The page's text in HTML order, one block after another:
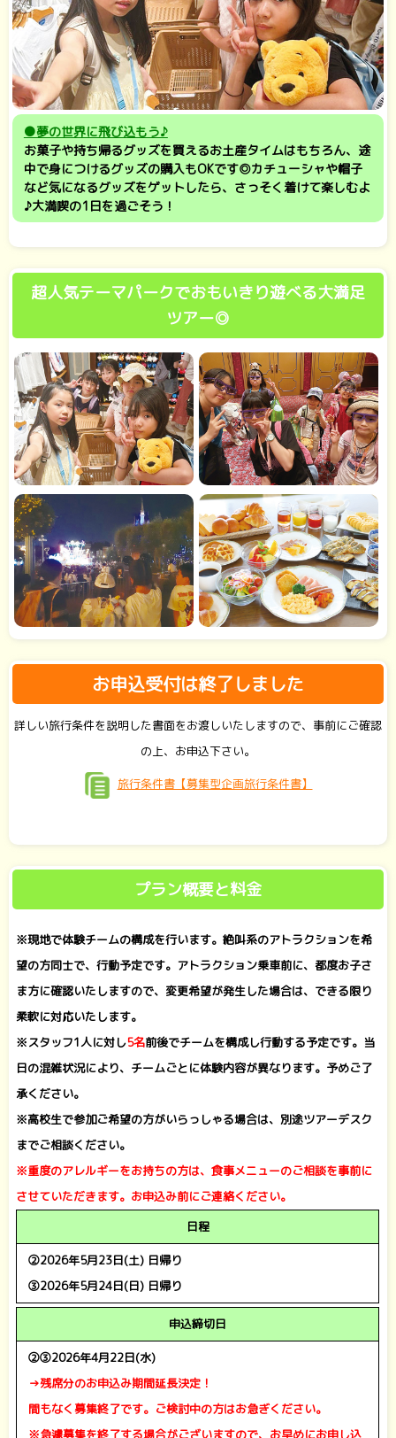
●夢の世界に飛び込もう♪
お菓子や持ち帰るグッズを買えるお土産タイムはもちろん、途
中で身につけるグッズの購入もOKです◎カチューシャや帽子
など気になるグッズをゲットしたら、さっそく着けて楽しむよ
♪大満喫の1日を過ごそう！
超人気テーマパークでおもいきり遊べる大満足
ツアー◎
お申込受付は終了しました
詳しい旅行条件を説明した書面をお渡しいたしますので、事前にご確認
の上、お申込下さい。
旅行条件書【募集型企画旅行条件書】
プラン概要と料金
※現地で体験チームの構成を行います。絶叫系のアトラクションを希
望の方同士で、行動予定です。アトラクション乗車前に、都度お子さ
ま方に確認いたしますので、変更希望が発生した場合は、できる限り
柔軟に対応いたします。
※スタッフ1人に対し5名前後でチームを構成し行動する予定です。当
日の混雑状況により、チームごとに体験内容が異なります。予めご了
承ください。
※高校生で参加ご希望の方がいらっしゃる場合は、別途ツアーデスク
までご相談ください。
※重度のアレルギーをお持ちの方は、食事メニューのご相談を事前に
させていただきます。お申込み前にご連絡ください。
日程
②2026年5月23日(土) 日帰り
➂2026年5月24日(日) 日帰り
申込締切日
②③2026年4月22日(水)
→残席分のお申込み期間延長決定！
間もなく募集終了です。ご検討中の方はお急ぎください。
※急遽募集を終了する場合がございますので、お早めにお申し込